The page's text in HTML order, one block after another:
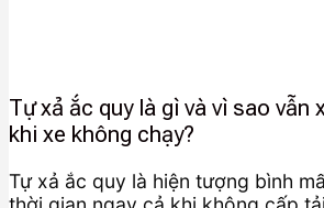
Tự xả ắc quy là gì và vì sao vẫn
khi xe không chạy?
Tự xả ắc quy là hiện tượng bình